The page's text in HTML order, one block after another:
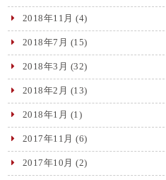
2018年11月 (4)
2018年7月 (15)
2018年3月 (32)
2018年2月 (13)
2018年1月 (1)
2017年11月 (6)
2017年10月 (2)